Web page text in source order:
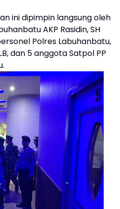
ini dipimpin langsung oleh
AKP Rasidin, SH
Polres Labuhanbatu,
dan 5 anggota Satpol PP